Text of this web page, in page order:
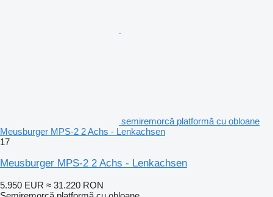
semiremorcă platformă cu obloane
Meusburger MPS-2 2 Achs - Lenkachsen
17
Meusburger MPS-2 2 Achs - Lenkachsen
5.950 EUR ≈ 31.220 RON